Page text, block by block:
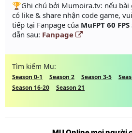
️🏆Ghi chú bởi Mumoira.tv: nếu
có like & share nhận code game,
tiếp tại Fanpage của MuFPT 60
dẫn sau: Fanpage
Tìm kiếm Mu:
Season 0-1 Season 2 Season 3-5
Season 16-20
Season 21